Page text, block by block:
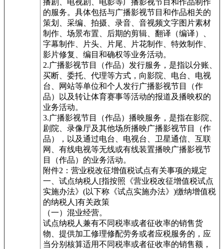
播剧、电视剧、电影等广播影视节目和作品制作
的服务。具体包括与广播影视节目和作品相关的
策划、采编、拍摄、录音、音视频文字图片素材
制作、场景布置、后期的剪辑、翻译（编译）、
字幕制作、片头、片尾、片花制作、特效制作、
影片修复、编目和确权等业务活动。
2.广播影视节目（作品）发行服务，是指以分账、
买断、委托、代理等方式，向影院、电台、电视
台、网站等单位和个人发行广播影视节目（作
品）以及转让体育赛事等活动的报道及播映权的
业务活动。
3.广播影视节目（作品）播映服务，是指在影院、
剧院、录像厅及其他场所播映广播影视节目（作
品），以及通过电台、电视台、卫星通信、互联
网、有线电视等无线或有线装置播映广播影视节
目（作品）的业务活动。
附件2：营业税改征增值税试点有关事项的规定
一、试点纳税人[指按照《营业税改征增值税试点
实施办法》(以下称《试点实施办法》)缴纳增值税
的纳税人]有关政策
（一）混业经营。
试点纳税人兼有不同税率或者征收率的销售货
物、提供加工修理修配劳务或者应税服务的，应
当分别核算适用不同税率或者征收率的销售额，